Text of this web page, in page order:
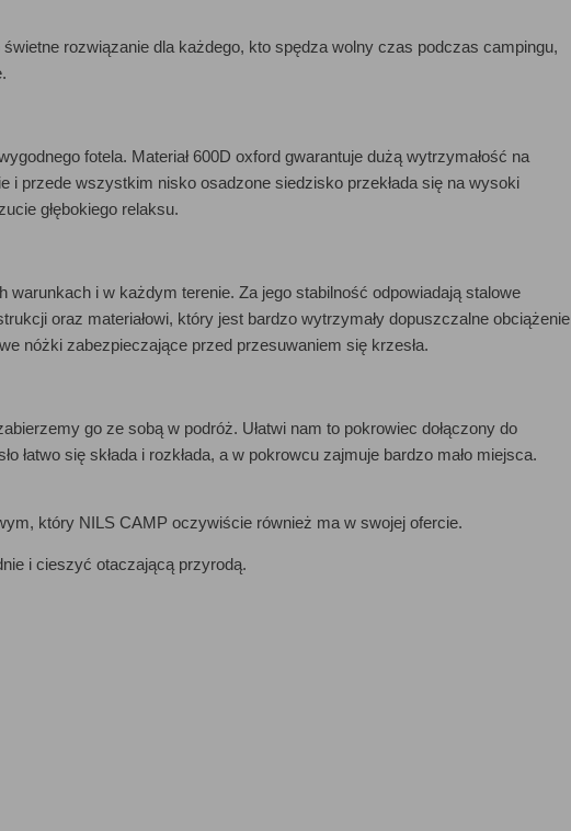
świetne rozwiązanie dla każdego, kto spędza wolny czas podczas campingu,
fotela. Materiał 600D oxford gwarantuje dużą wytrzymałość na
i przede wszystkim nisko osadzone siedzisko przekłada się na wysoki
głębokiego relaksu.
warunkach i w każdym terenie. Za jego stabilność odpowiadają stalowe
oraz materiałowi, który jest bardzo wytrzymały dopuszczalne obciążenie
nóżki zabezpieczające przed przesuwaniem się krzesła.
go ze sobą w podróż. Ułatwi nam to pokrowiec dołączony do
łatwo się składa i rozkłada, a w pokrowcu zajmuje bardzo mało miejsca.
który NILS CAMP oczywiście również ma w swojej ofercie.
i cieszyć otaczającą przyrodą.